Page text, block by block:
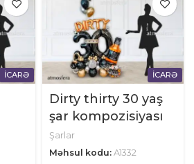
İCARƏ İCARƏ
Dirty thirty 30 yaş
şar kompozisiyası
Şarlar
Məhsul kodu: A1332